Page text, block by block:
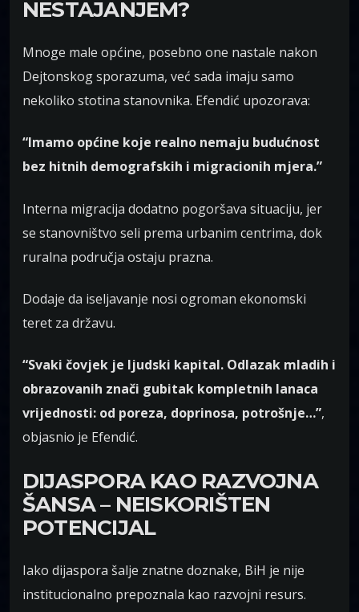
NESTAJANJEM?
Mnoge male općine, posebno one nastale nakon
Dejtonskog sporazuma, već sada imaju samo
nekoliko stotina stanovnika. Efendić upozorava:
“Imamo općine koje realno nemaju budućnost
bez hitnih demografskih i migracionih mjera.”
Interna migracija dodatno pogoršava situaciju, jer
se stanovništvo seli prema urbanim centrima, dok
ruralna područja ostaju prazna.
Dodaje da iseljavanje nosi ogroman ekonomski
teret za državu.
“Svaki čovjek je ljudski kapital. Odlazak mladih i
obrazovanih znači gubitak kompletnih lanaca
vrijednosti: od poreza, doprinosa, potrošnje…”,
objasnio je Efendić.
DIJASPORA KAO RAZVOJNA
ŠANSA – NEISKORIŠTEN
POTENCIJAL
Iako dijaspora šalje znatne doznake, BiH je nije
institucionalno prepoznala kao razvojni resurs.